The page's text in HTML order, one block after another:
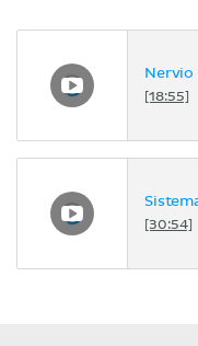
Nervio
[18:55]
[30:54]